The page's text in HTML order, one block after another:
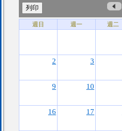
週日 週一 週二
2 3
9 10
16 17